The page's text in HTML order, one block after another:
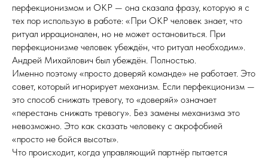
перфекционизмом и ОКР — она сказала фразу, которую я с
тех пор использую в работе: «При ОКР человек знает, что
ритуал иррационален, но не может остановиться. При
перфекционизме человек убеждён, что ритуал необходим».
Андрей Михайлович был убеждён. Полностью.
Именно поэтому «просто доверяй команде» не работает. Это
совет, который игнорирует механизм. Если перфекционизм —
это способ снижать тревогу, то «доверяй» означает
«перестань снижать тревогу». Без замены механизма это
невозможно. Это как сказать человеку с акрофобией
«просто не бойся высоты».
Что происходит, когда управляющий партнёр пытается